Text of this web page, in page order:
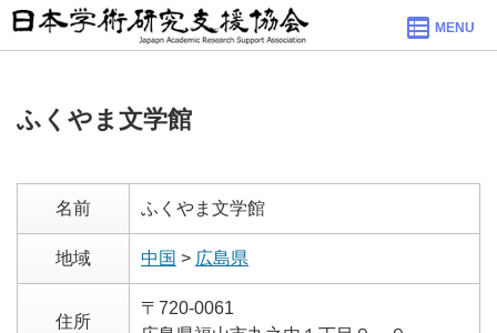
MENU
ふくやま文学館
名前 ふくやま文学館
地域 中国 > 広島県
住所
〒720-0061